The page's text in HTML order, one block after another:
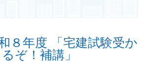
８年度 「宅建試験受か
るぞ！補講」